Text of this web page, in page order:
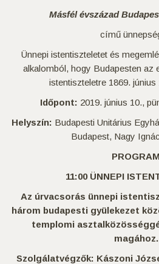
Másfél évszázad
című
Ünnepi istentiszteletet és
alkalomból, hogy Budapesten az
istentiszteletre 1869. június
Időpont: 2019. június 10.,
Helyszín: Budapesti Unitárius
Budapest, Nagy
11:00 ÜNNEPI
Az úrvacsorás ünnepi
három budapesti gyülekezet
templomi
magához.
Szolgálatvégzők: Kászoni